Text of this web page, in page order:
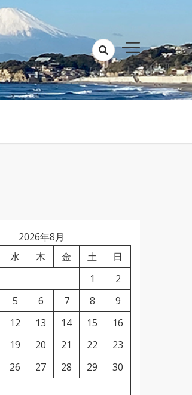
2026年8月
水 木 金 土
日
1
2
5 6 7 8
9
12 13 14 15
16
19 20 21 22
23
26 27 28 29
30